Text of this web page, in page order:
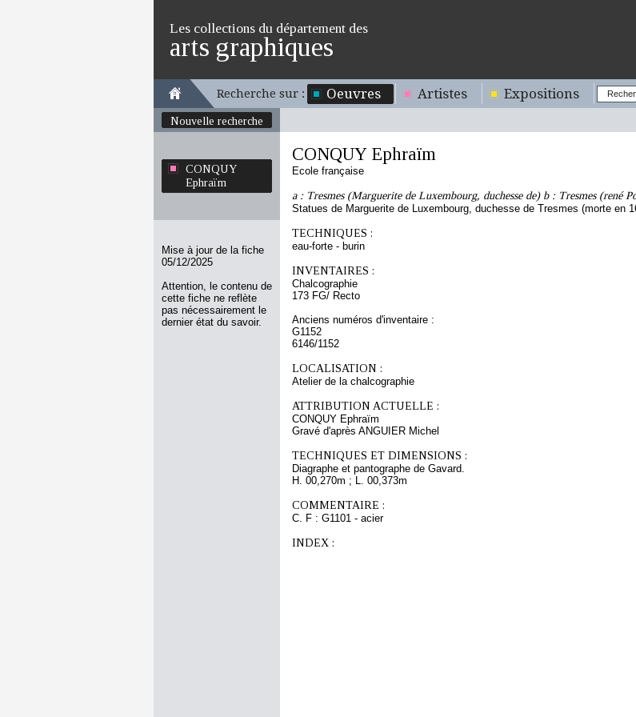
Les collections du département des
arts graphiques
Recherche sur : Oeuvres Artistes Expositions
Nouvelle recherche
CONQUY
Ephraïm
Mise à jour de la fiche
05/12/2025
Attention, le contenu de
cette fiche ne reflète
pas nécessairement le
dernier état du savoir.
CONQUY Ephraïm
Ecole française
a : Tresmes (Marguerite de Luxembourg, duchesse de) b : Tresmes (rené
Statues de Marguerite de Luxembourg, duchesse de Tresmes (morte en
TECHNIQUES :
eau-forte - burin
INVENTAIRES :
Chalcographie
173 FG/ Recto
Anciens numéros d'inventaire :
G1152
6146/1152
LOCALISATION :
Atelier de la chalcographie
ATTRIBUTION ACTUELLE :
CONQUY Ephraïm
Gravé d'après ANGUIER Michel
TECHNIQUES ET DIMENSIONS :
Diagraphe et pantographe de Gavard.
H. 00,270m ; L. 00,373m
COMMENTAIRE :
C. F : G1101 - acier
INDEX :